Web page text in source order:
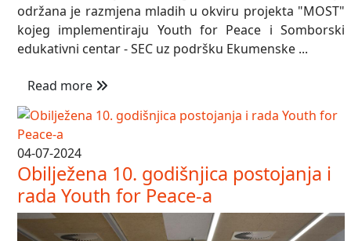
održana je razmjena mladih u okviru projekta "MOST"
kojeg implementiraju Youth for Peace i Somborski
edukativni centar - SEC uz podršku Ekumenske ...
Read more
04-07-2024
Obilježena 10. godišnjica postojanja i
rada Youth for Peace-a